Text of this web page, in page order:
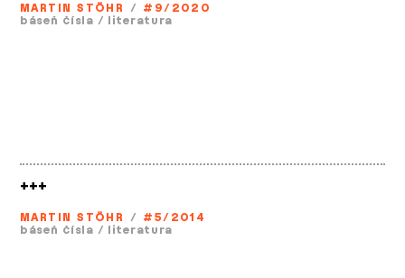
MARTIN STÖHR / #9/2020
báseň čísla / literatura
+++
MARTIN STÖHR / #5/2014
báseň čísla / literatura